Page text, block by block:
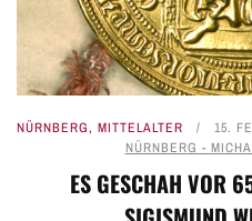
NÜRNBERG, MITTELALTER 15.
NÜRNBERG -
ES GESCHAH VOR